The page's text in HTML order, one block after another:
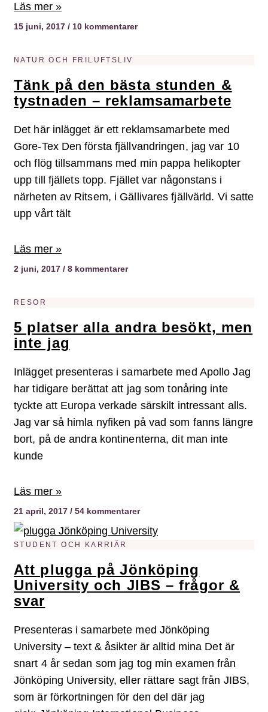
Läs mer »
15 juni, 2017 10 kommentarer
NATUR OCH FRILUFTSLIV
Tänk på den bästa stunden &
tystnaden – reklamsamarbete
Det här inlägget är ett reklamsamarbete med
Gore-Tex Den första fjällvandringen, jag var 10
och flög tillsammans med min pappa helikopter
upp till fjällets topp. Fjället var någonstans i
närheten av Ritsem, i Gällivares fjällvärld. Vi satte
upp vårt tält
Läs mer »
2 juni, 2017 8 kommentarer
RESOR
5 platser alla andra besökt, men
inte jag
Inlägget presenteras i samarbete med Apollo Jag
har tidigare berättat att jag som tonåring inte
tyckte att Europa verkade särskilt intressant alls.
Jag var så himla nyfiken på vad som fanns längre
bort, på de andra kontinenterna, dit man inte
kunde
Läs mer »
21 april, 2017 54 kommentarer
STUDENT OCH KARRIÄR
Att plugga på Jönköping
University och JIBS – frågor &
svar
Presenteras i samarbete med Jönköping
University – text & åsikter är alltid mina Det är
snart 4 år sedan som jag tog min examen från
Jönköping University, eller rättare sagt från JIBS,
som är förkortningen för den del där jag